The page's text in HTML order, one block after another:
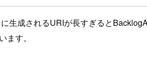
生成されるURIが長すぎると
ます。